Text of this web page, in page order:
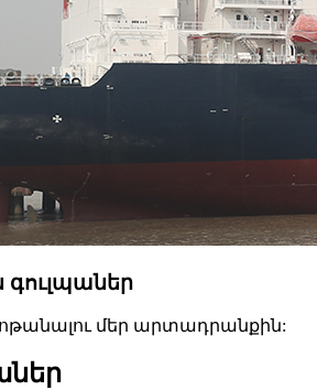
գուլպաներ
մեր արտադրանքին: